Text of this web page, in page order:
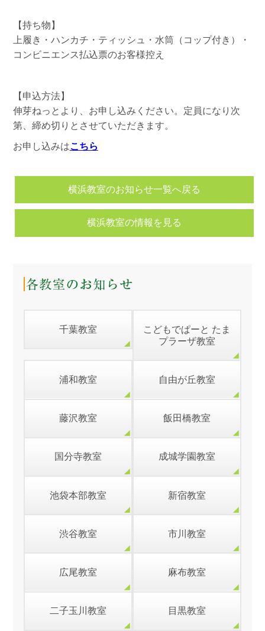
【持ち物】
上履き・ハンカチ・ティッシュ・水筒（コップ付き）・
コンビニエンス払込票のお客様控え
【申込方法】
伸芽ねっとより、お申し込みください。定員になり次
第、締め切りとさせていただきます。
お申し込みはこちら
横浜教室のお知らせ一覧へ戻る
横浜教室の情報を見る
千葉教室
こどもでぱーと たま
プラーザ教室
浦和教室 自由が丘教室
藤沢教室 飯田橋教室
国分寺教室 成城学園教室
池袋本部教室 新宿教室
渋谷教室 市川教室
広尾教室 麻布教室
二子玉川教室 目黒教室